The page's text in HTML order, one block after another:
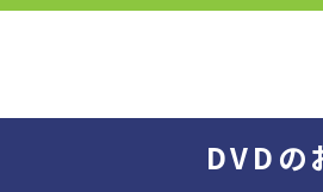
DVDの